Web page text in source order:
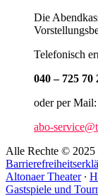
Die
Telefonisch
040 – 725 70
oder per Mail:
abo-
Alle Rechte © 2025
Altonaer Theater∙
Gastspiele und